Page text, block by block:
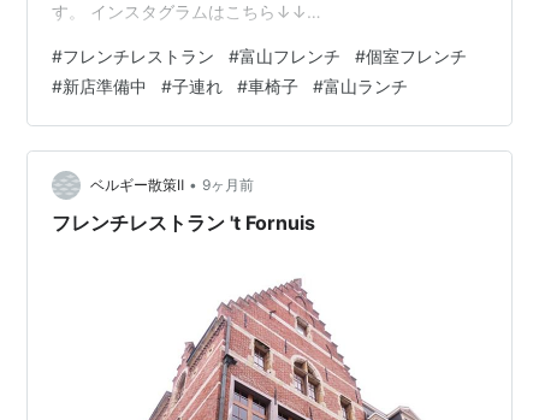
す。 インスタグラムはこちら↓↓
#フレンチレストラン #富山フレンチ #個室フレンチ
#新店準備中 #子連れ #車椅子 #富山ランチ
ベルギー散策Ⅱ • 9ヶ月前
フレンチレストラン 't Fornuis